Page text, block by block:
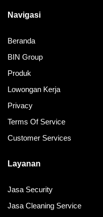
Navigasi
Beranda
BIN Group
Produk
Lowongan Kerja
Privacy
Terms Of Service
Customer Services
Layanan
Jasa Security
Jasa Cleaning Service